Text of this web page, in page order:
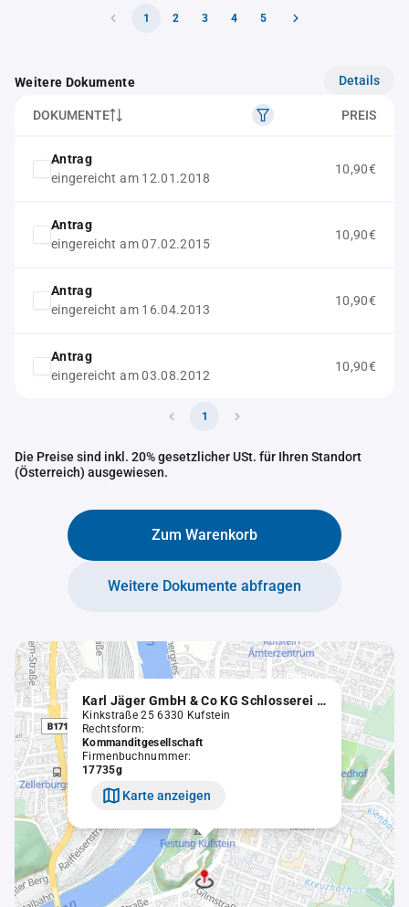
1 2 3 4 5
Weitere Dokumente Details
DOKUMENTE PREIS
Antrag
eingereicht am 12.01.2018
10,90€
Antrag
eingereicht am 07.02.2015
10,90€
Antrag
eingereicht am 16.04.2013
10,90€
Antrag
eingereicht am 03.08.2012
10,90€
1
Die Preise sind inkl. 20% gesetzlicher USt. für Ihren Standort
(Österreich) ausgewiesen.
Zum Warenkorb
Weitere Dokumente abfragen
Karl Jäger GmbH & Co KG Schlosserei und Eisenhandlung
Kinkstraße 25 6330 Kufstein
Rechtsform:
Kommanditgesellschaft
Firmenbuchnummer:
17735g
Karte anzeigen